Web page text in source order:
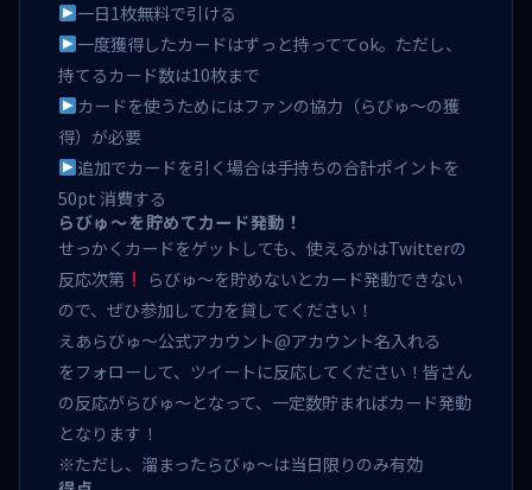
一日1枚無料で引ける
一度獲得したカードはずっと持っててok。ただし、
持てるカード数は10枚まで
カードを使うためにはファンの協力（らびゅ〜の獲
得）が必要
追加でカードを引く場合は手持ちの合計ポイントを
50pt 消費する
らびゅ〜を貯めてカード発動！
せっかくカードをゲットしても、使えるかはTwitterの
反応次第
らびゅ〜を貯めないとカード発動できない
ので、ぜひ参加して力を貸してください！
えあらびゅ〜公式アカウント@アカウント名入れる
をフォローして、ツイートに反応してください！皆さん
の反応がらびゅ〜となって、一定数貯まればカード発動
となります！
※ただし、溜まったらびゅ〜は当日限りのみ有効